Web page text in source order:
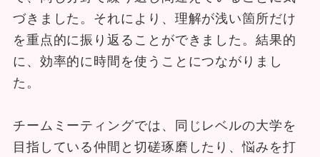
づきました。それにより、理解が浅い箇所だけ
を重点的に振り返ることができました。結果的
に、効率的に時間を使うことにつながりまし
た。
チームミーティングでは、同じレベルの大学を
目指している仲間と切磋琢磨したり、悩みを打